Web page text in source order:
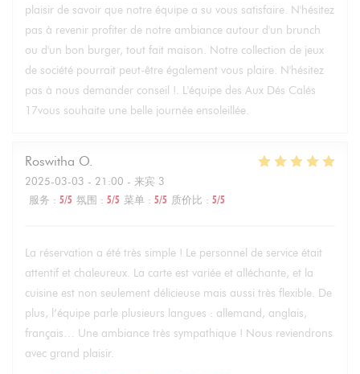
plaisir de savoir que notre équipe a su vous satisfaire. N'hésitez
pas à revenir profiter de notre ambiance autour d'un brunch
ou d'un bon burger, tout fait maison. Notre collection de jeux
de société pourrait peut-être également vous plaire. N'hésitez
pas à nous demander conseil !. L'équipe des Aux Dés Calés
17vous souhaite une belle journée ensoleillée.
Roswitha O
2025-03-03 - 21:00 - 来宾 3
服务 : 5/5 氛围 : 5/5 菜单 : 5/5 质价比 : 5/5
La réservation a été très simple ! Le personnel de service était
attentif et chaleureux. La carte est variée et alléchante, et la
cuisine est non seulement délicieuse mais aussi très flexible. De
plus, l’équipe parle plusieurs langues : allemand, anglais,
français… Une ambiance très sympathique ! Nous reviendrons
avec grand plaisir.